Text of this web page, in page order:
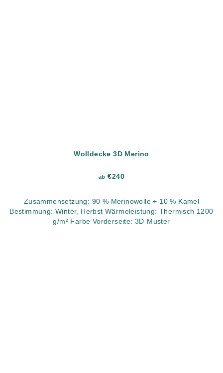
Wolldecke 3D Merino
ab €240
Zusammensetzung: 90 % Merinowolle + 10 % Kamel
Bestimmung: Winter, Herbst Wärmeleistung: Thermisch 1200
g/m² Farbe Vorderseite: 3D-Muster